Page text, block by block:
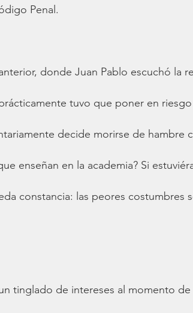
Penal.
donde Juan Pablo escuchó la
tuvo que poner en
decide morirse de hambre
enseñan en la academia? Si
constancia: las peores costumbres
tinglado de intereses al momento de